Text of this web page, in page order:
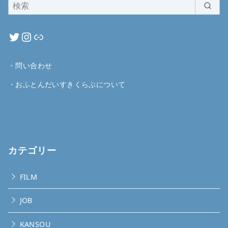
・ 問い合わせ
・ おふとんだいすきくらぶについて
カテゴリー
FILM
JOB
KANSOU